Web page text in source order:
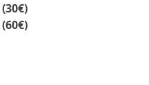
(30€)
(60€)